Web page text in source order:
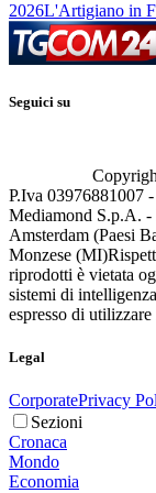
2026L'Artigiano in
Seguici su
P.Iva 03976881007
Mediamond S.p.A. -
Amsterdam (Paesi
Monzese (MI)
riprodotti è vietata
sistemi di
espresso di
Legal
CorporatePrivacy
Sezioni
Cronaca
Mondo
Economia